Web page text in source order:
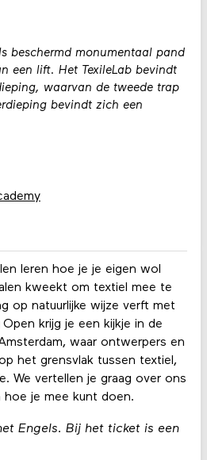
leren hoe je je eigen wol
kweekt om textiel mee te
op natuurlijke wijze verft met
krijg je een kijkje in de
waar ontwerpers en
het grensvlak tussen textiel,
We vertellen je graag over ons
je mee kunt doen.
Engels. Bij het ticket is een
beschermd monumentaal pand
een lift. Het TexileLab bevindt
waarvan de tweede trap
bevindt zich een